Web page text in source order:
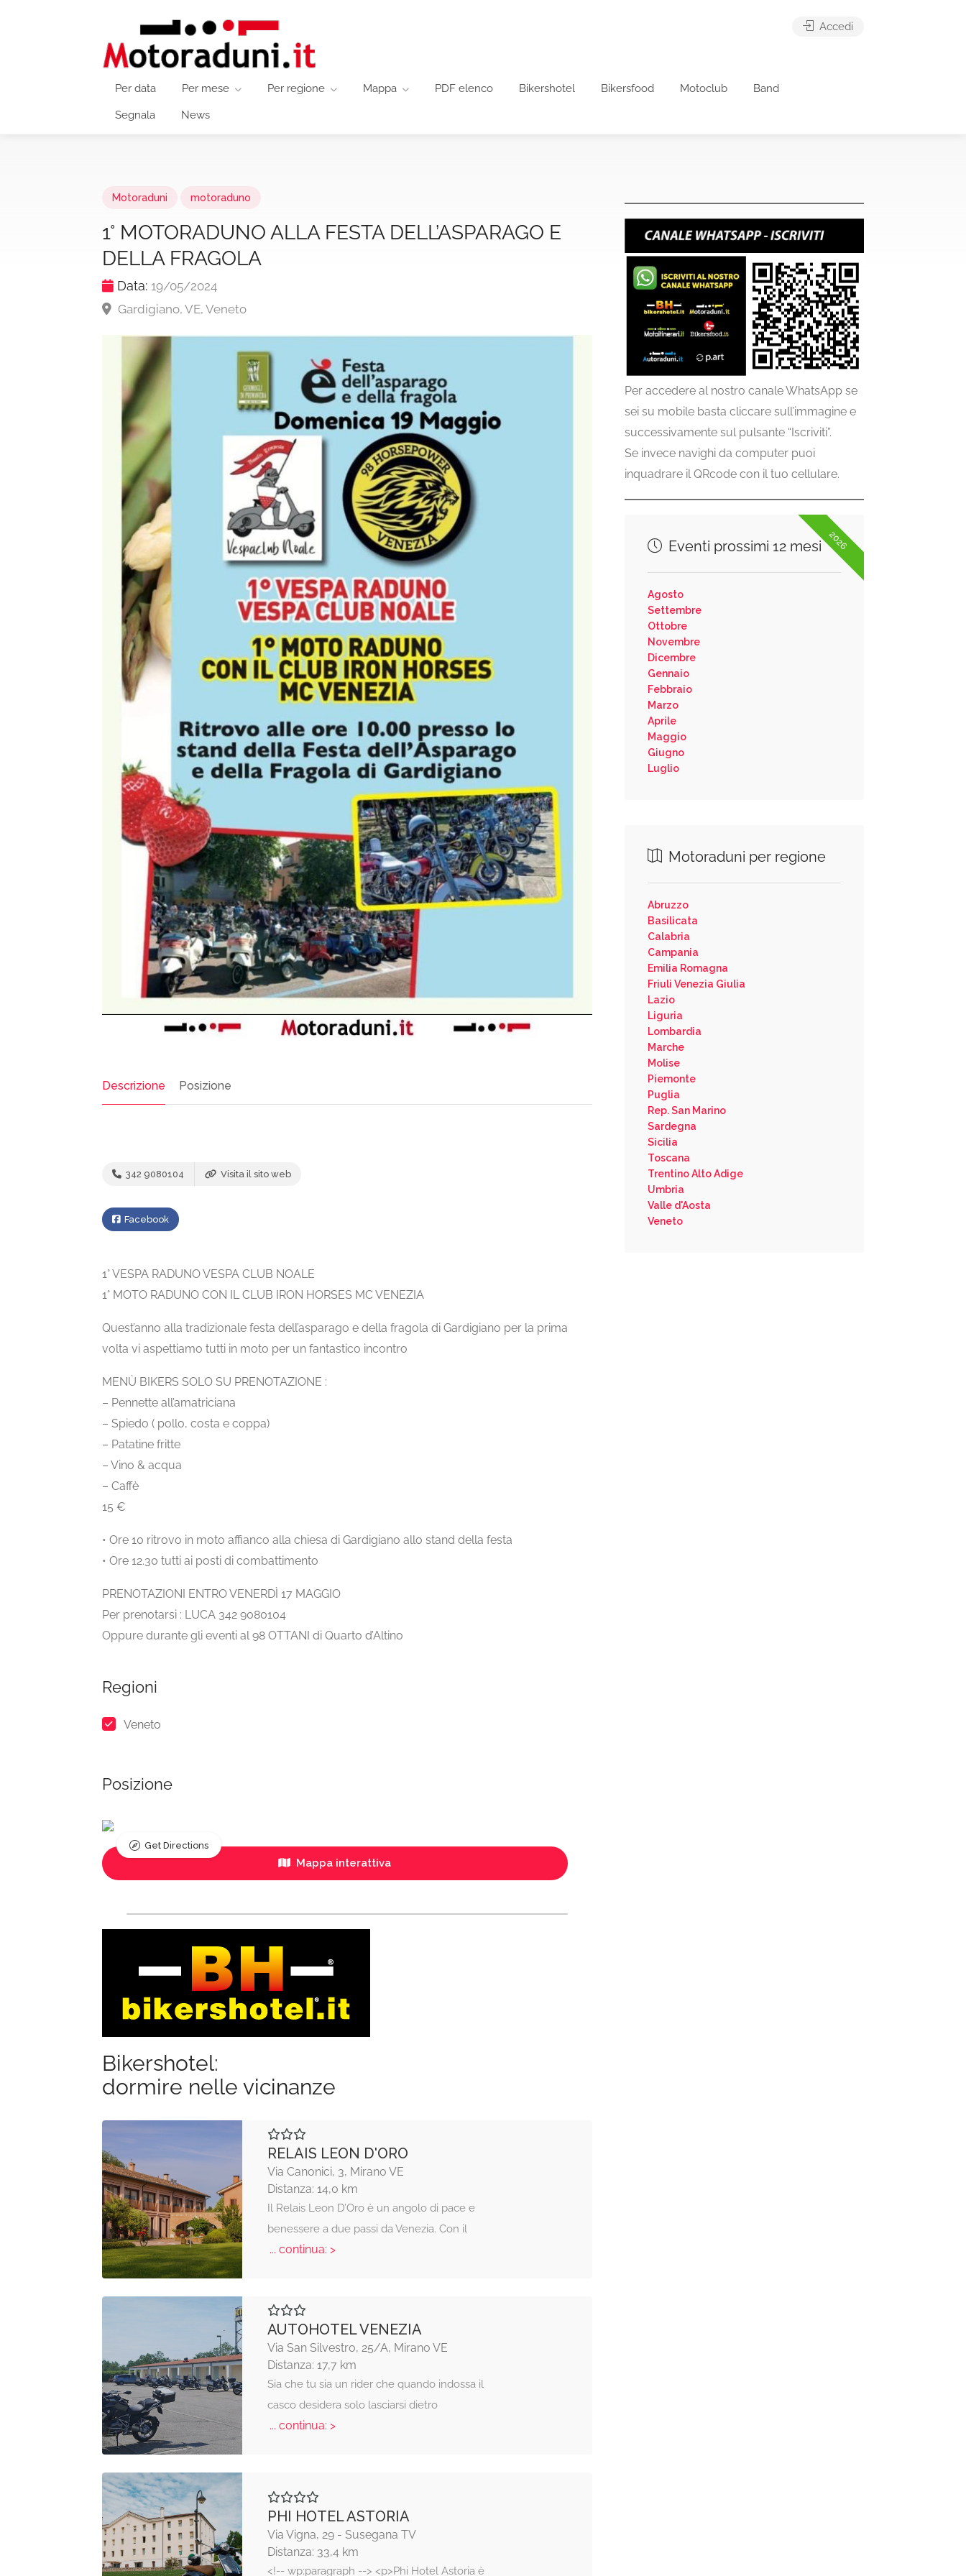
Per data Per mese Per regione Mappa PDF elenco Bikershotel Bikersfood Motoclub Band
Segnala News
Accedi
Motoraduni motoraduno
1° MOTORADUNO ALLA FESTA DELL’ASPARAGO E
DELLA FRAGOLA
Data: 19/05/2024
Gardigiano, VE, Veneto
Descrizione Posizione
342 9080104 Visita il sito web
Facebook
1° VESPA RADUNO VESPA CLUB NOALE
1° MOTO RADUNO CON IL CLUB IRON HORSES MC VENEZIA
Quest’anno alla tradizionale festa dell’asparago e della fragola di Gardigiano per la prima
volta vi aspettiamo tutti in moto per un fantastico incontro
MENÙ BIKERS SOLO SU PRENOTAZIONE :
– Pennette all’amatriciana
– Spiedo ( pollo, costa e coppa)
– Patatine fritte
– Vino & acqua
– Caffè
15 €
• Ore 10 ritrovo in moto affianco alla chiesa di Gardigiano allo stand della festa
• Ore 12.30 tutti ai posti di combattimento
PRENOTAZIONI ENTRO VENERDÌ 17 MAGGIO
Per prenotarsi : LUCA 342 9080104
Oppure durante gli eventi al 98 OTTANI di Quarto d’Altino
Regioni
Veneto
Posizione
Mappa interattiva
Get Directions
Bikershotel:
dormire nelle vicinanze
RELAIS LEON D'ORO
Via Canonici, 3, Mirano VE
Distanza: 14,0 km
Il Relais Leon D’Oro è un angolo di pace e
benessere a due passi da Venezia. Con il
... continua: >
AUTOHOTEL VENEZIA
Via San Silvestro, 25/A, Mirano VE
Distanza: 17,7 km
Sia che tu sia un rider che quando indossa il
casco desidera solo lasciarsi dietro
... continua: >
PHI HOTEL ASTORIA
Via Vigna, 29 - Susegana TV
Distanza: 33,4 km
<!-- wp:paragraph --> <p>Phi Hotel Astoria è
Per accedere al nostro canale WhatsApp se
sei su mobile basta cliccare sull’immagine e
successivamente sul pulsante “Iscriviti”.
Se invece navighi da computer puoi
inquadrare il QRcode con il tuo cellulare.
2026
Eventi prossimi 12 mesi
Agosto
Settembre
Ottobre
Novembre
Dicembre
Gennaio
Febbraio
Marzo
Aprile
Maggio
Giugno
Luglio
Motoraduni per regione
Abruzzo
Basilicata
Calabria
Campania
Emilia Romagna
Friuli Venezia Giulia
Lazio
Liguria
Lombardia
Marche
Molise
Piemonte
Puglia
Rep. San Marino
Sardegna
Sicilia
Toscana
Trentino Alto Adige
Umbria
Valle d'Aosta
Veneto